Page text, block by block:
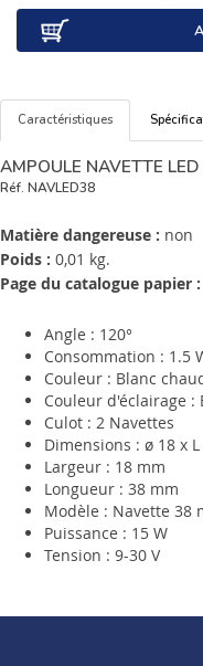
Caractéristiques
AMPOULE NAVETTE
Réf. NAVLED38
Matière dangereuse : non
Poids : 0,01 kg.
Page du catalogue papier :
Angle : 120°
Consommation : 1.5
Couleur : Blanc
Couleur d'éclairage :
Culot : 2 Navettes
Dimensions : ø 18 x
Largeur : 18 mm
Longueur : 38 mm
Modèle : Navette 38
Puissance : 15 W
Tension : 9-30 V